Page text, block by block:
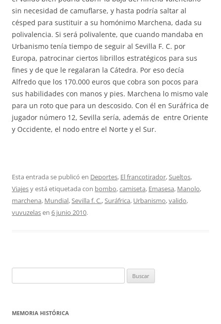
sin necesidad de camuflarse, y hasta podría saltar al
césped para sustituir a su homónimo Marchena, dada su
polivalencia. Si será polivalente, que cuando mandaba en
Urbanismo tenía tiempo de seguir al Sevilla F. C. por
Europa, patrocinar ciertos librillos estratégicos para sus
fines y de que le regalaran la Cátedra. Por eso decía
Alfredo que los 170.000 euros que cobra son pocos para
sus habilidades con manos y pies. Marchena lo mismo vale
para un roto que para un descosido. Con él en Suráfrica de
jugador número 12, Sevilla sería, además de entre Oriente
y Occidente, el nodo entre el Norte y el Sur.
Esta entrada se publicó en Deportes, El francotirador,Sueltos,
Viajesy está etiquetada con bombo,camiseta, Emasesa, Manolo,
marchena, Mundial,Sevilla f. C.,Suráfrica, Urbanismo,valido,
vuvuzelasen 6 junio 2010.
MEMORIA HISTÓRICA